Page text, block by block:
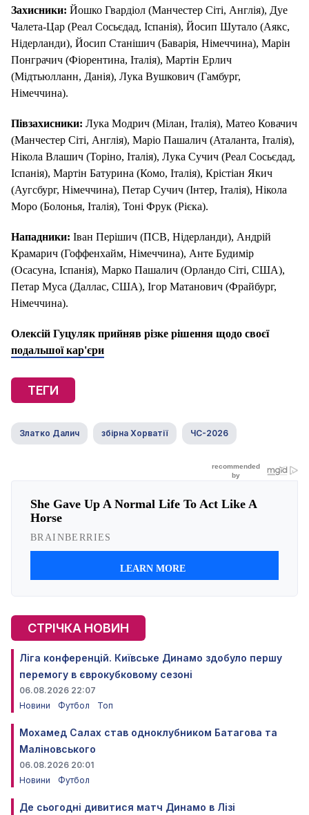
Захисники: Йошко Гвардіол (Манчестер Сіті, Англія), Дуе
Чалета-Цар (Реал Сосьєдад, Іспанія), Йосип Шутало (Аякс,
Нідерланди), Йосип Станішич (Баварія, Німеччина), Марін
Понграчич (Фіорентина, Італія), Мартін Ерлич
(Мідтьюлланн, Данія), Лука Вушкович (Гамбург,
Німеччина).
Півзахисники: Лука Модрич (Мілан, Італія), Матео Ковачич
(Манчестер Сіті, Англія), Маріо Пашалич (Аталанта, Італія),
Нікола Влашич (Торіно, Італія), Лука Сучич (Реал Сосьєдад,
Іспанія), Мартін Батурина (Комо, Італія), Крістіан Якич
(Аугсбург, Німеччина), Петар Сучич (Інтер, Італія), Нікола
Моро (Болонья, Італія), Тоні Фрук (Рієка).
Нападники: Іван Перішич (ПСВ, Нідерланди), Андрій
Крамарич (Гоффенхайм, Німеччина), Анте Будимір
(Осасуна, Іспанія), Марко Пашалич (Орландо Сіті, США),
Петар Муса (Даллас, США), Ігор Матанович (Фрайбург,
Німеччина).
Олексій Гуцуляк прийняв різке рішення щодо своєї
подальшої кар'єри
ТЕГИ
Златко Далич збірна Хорватії ЧС-2026
СТРІЧКА НОВИН
Ліга конференцій. Київське Динамо здобуло першу
перемогу в єврокубковому сезоні
06.08.2026 22:07
Новини
Футбол Топ
Мохамед Салах став одноклубником Батагова та
Маліновського
06.08.2026 20:01
Новини
Футбол
Де сьогодні дивитися матч Динамо в Лізі